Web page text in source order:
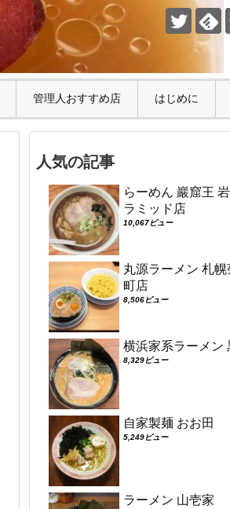
管理人おすすめ店 はじめに
人気の記事
らーめん 巖窟王
ラミッド店
10,067ビュー
丸源ラーメン 札幌
町店
8,506ビュー
横浜家系ラーメン
8,329ビュー
自家製麺 おお田
5,249ビュー
ラーメン 山壱家